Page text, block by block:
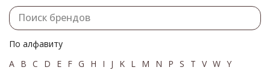
По алфавиту
A B C D E F G H I J K L M N P S T V W Y